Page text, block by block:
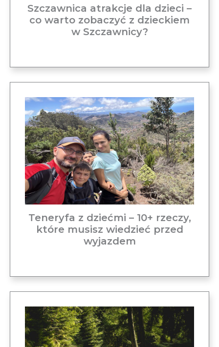
Szczawnica atrakcje dla dzieci –
co warto zobaczyć z dzieckiem
w Szczawnicy?
Teneryfa z dziećmi – 10+ rzeczy,
które musisz wiedzieć przed
wyjazdem